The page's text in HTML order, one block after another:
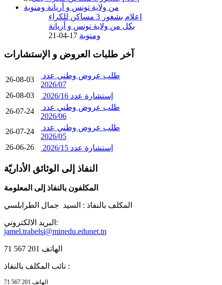
إعلام بشغور 3 مساكن للكراء
بكل من ولاية تونس و أريانة
ومنوبة 17-04-21
آخر طلبات العروض و الإستشارات
26-08-03
2026/07
26-08-03
إستشارة عدد 2026/16
26-07-24
2026/06
26-07-24
2026/05
26-06-26
إستشارة عدد 2026/15
النفاذ إلى الوثائق الأداريّة
المكلفون بالنفاذ إلى المعلومة
المكلف بالنفاذ : السيد جمال الطرابلسي
البريد الالكتروني:
jamel.trabelsi@minedu.edunet.tn
نائب المكلف بالنفاذ :